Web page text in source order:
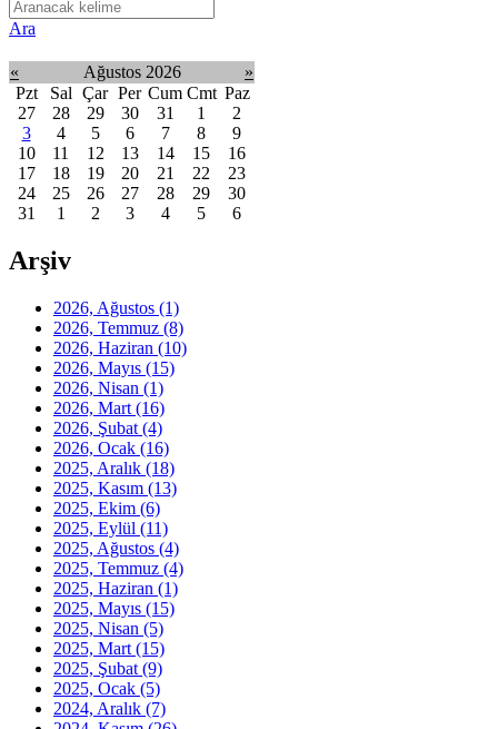
Ara
« Ağustos 2026
»
Pzt
Sal Çar Per Cum Cmt Paz
27
28 29 30 31 1
2
3
4 5 6 7 8
9
10
11 12 13 14 15
16
17
18 19 20 21 22
23
24
25 26 27 28 29
30
31
1 2 3 4 5 6
Arşiv
2026, Ağustos (1)
2026, Temmuz (8)
2026, Haziran (10)
2026, Mayıs (15)
2026, Nisan (1)
2026, Mart (16)
2026, Şubat (4)
2026, Ocak (16)
2025, Aralık (18)
2025, Kasım (13)
2025, Ekim (6)
2025, Eylül (11)
2025, Ağustos (4)
2025, Temmuz (4)
2025, Haziran (1)
2025, Mayıs (15)
2025, Nisan (5)
2025, Mart (15)
2025, Şubat (9)
2025, Ocak (5)
2024, Aralık (7)